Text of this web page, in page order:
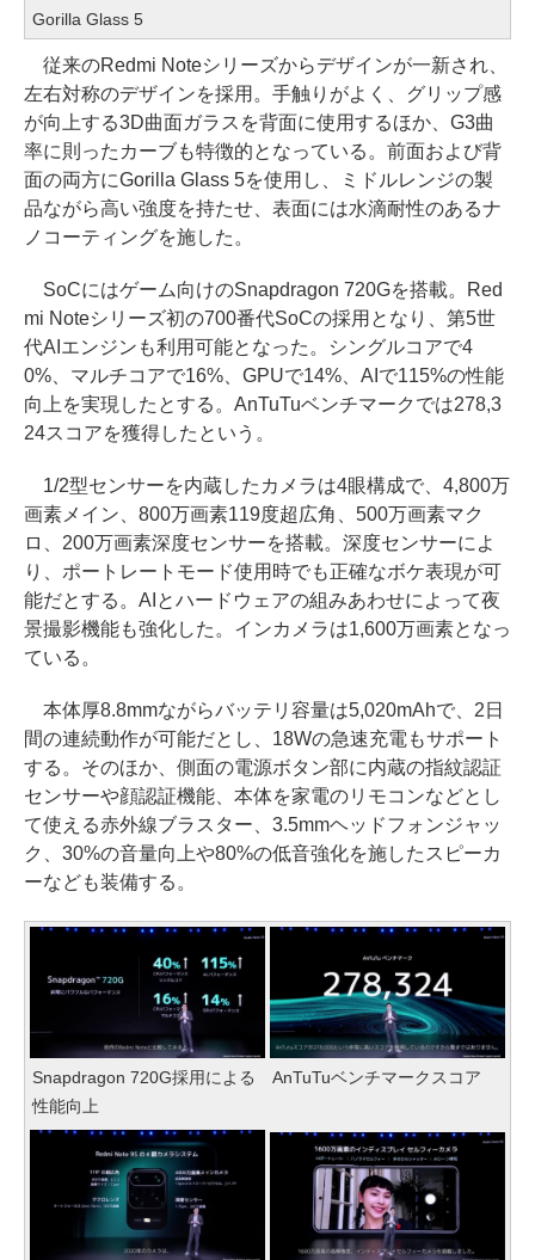
Gorilla Glass 5
従来のRedmi Noteシリーズからデザインが一新され、
左右対称のデザインを採用。手触りがよく、グリップ感
が向上する3D曲面ガラスを背面に使用するほか、G3曲
率に則ったカーブも特徴的となっている。前面および背
面の両方にGorilla Glass 5を使用し、ミドルレンジの製
品ながら高い強度を持たせ、表面には水滴耐性のあるナ
ノコーティングを施した。
SoCにはゲーム向けのSnapdragon 720Gを搭載。Red
mi Noteシリーズ初の700番代SoCの採用となり、第5世
代AIエンジンも利用可能となった。シングルコアで4
0%、マルチコアで16%、GPUで14%、AIで115%の性能
向上を実現したとする。AnTuTuベンチマークでは278,3
24スコアを獲得したという。
1/2型センサーを内蔵したカメラは4眼構成で、4,800万
画素メイン、800万画素119度超広角、500万画素マク
ロ、200万画素深度センサーを搭載。深度センサーによ
り、ポートレートモード使用時でも正確なボケ表現が可
能だとする。AIとハードウェアの組みあわせによって夜
景撮影機能も強化した。インカメラは1,600万画素となっ
ている。
本体厚8.8mmながらバッテリ容量は5,020mAhで、2日
間の連続動作が可能だとし、18Wの急速充電もサポート
する。そのほか、側面の電源ボタン部に内蔵の指紋認証
センサーや顔認証機能、本体を家電のリモコンなどとし
て使える赤外線ブラスター、3.5mmヘッドフォンジャッ
ク、30%の音量向上や80%の低音強化を施したスピーカ
ーなども装備する。
Snapdragon 720G採用による
性能向上
AnTuTuベンチマークスコア